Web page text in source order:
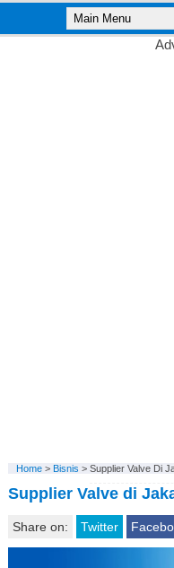
Home> Bisnis > Supplier Valve Di
Supplier Valve di
Share on: Twitter